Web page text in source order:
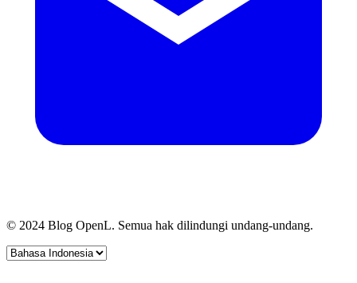
© 2024 Blog OpenL. Semua hak dilindungi undang-undang.